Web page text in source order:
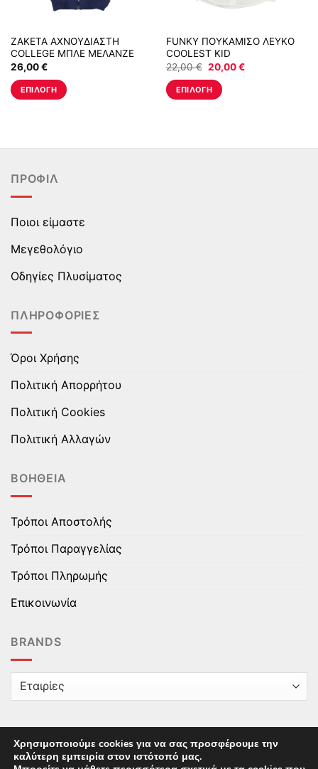
ΖΑΚΕΤΑ ΑΧΝΟΥΔΙΑΣΤΗ
COLLEGE ΜΠΛΕ ΜΕΛΑΝΖΕ
26,00€
ΕΠΙΛΟΓΉ
έχει
παραλλαγές.
Οι
μπορούν
επιλεγούν
στη
σελίδα
προϊόντος
FUNKY ΠΟΥΚΑΜΙΣΟ ΛΕΥΚΟ
COOLEST KID
22,00€ Original
price
was:
22,00 €.
20,00€Η
ΕΠΙΛΟΓΉ
έχει
ΠΡΟΦΊΛ
Ποιοι είμαστε
Μεγεθολόγιο
Οδηγίες Πλυσίματος
ΠΛΗΡΟΦΟΡΊΕΣ
Όροι Χρήσης
Πολιτική Απορρήτου
Πολιτική Cookies
Πολιτική Αλλαγών
ΒΟΉΘΕΙΑ
Τρόποι Αποστολής
Τρόποι Παραγγελίας
Τρόποι Πληρωμής
Επικοινωνία
BRANDS
Copyright © 2025 epaidika.gr / All Rights Reserved /
Χρησιμοποιούμε cookies για να σας προσφέρουμε την
καλύτερη εμπειρία στον ιστότοπό μας.